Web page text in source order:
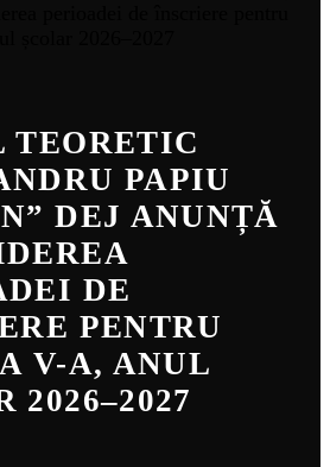
TEORETIC
PAPIU
DEJ ANUNȚĂ
DE
PENTRU
V-A, ANUL
2026–2027